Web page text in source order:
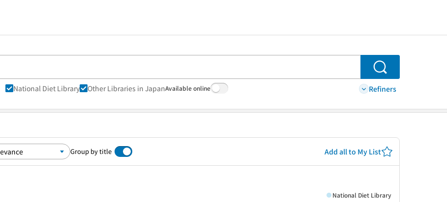
Search
National Diet Library Other Libraries in JapanAvailable online Refiners
Group by title Add all to My List
National Diet Library